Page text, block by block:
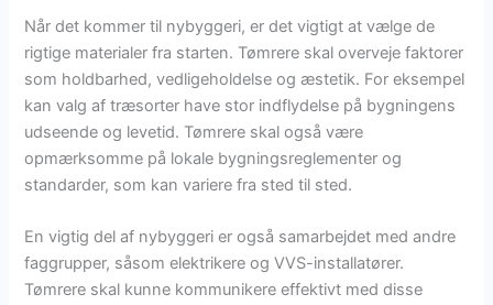
Når det kommer til nybyggeri, er det vigtigt at vælge de
rigtige materialer fra starten. Tømrere skal overveje faktorer
som holdbarhed, vedligeholdelse og æstetik. For eksempel
kan valg af træsorter have stor indflydelse på bygningens
udseende og levetid. Tømrere skal også være
opmærksomme på lokale bygningsreglementer og
standarder, som kan variere fra sted til sted.
En vigtig del af nybyggeri er også samarbejdet med andre
faggrupper, såsom elektrikere og VVS-installatører.
Tømrere skal kunne kommunikere effektivt med disse